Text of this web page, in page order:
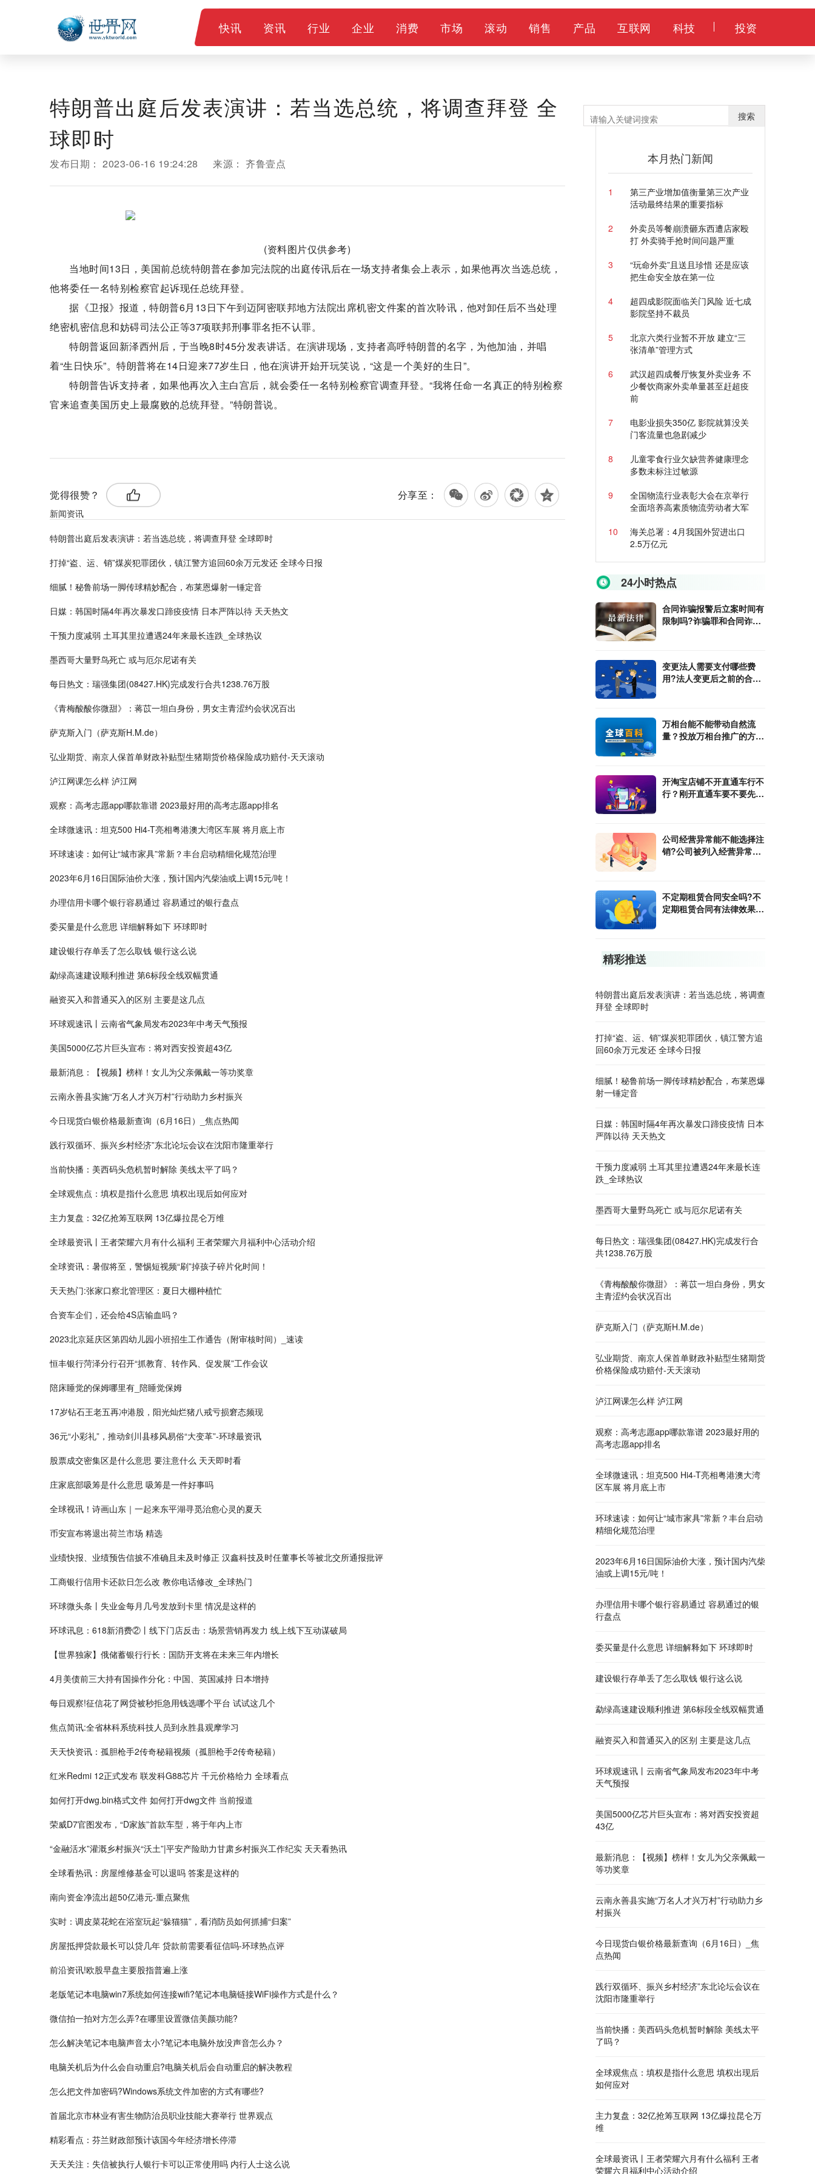
快讯 资讯 行业 企业 消费 市场 滚动 销售 产品 互联网 科技 投资
特朗普出庭后发表演讲：若当选总统，将调查拜登 全
球即时
发布日期： 2023-06-16 19:24:28 来源： 齐鲁壹点
(资料图片仅供参考)
当地时间13日，美国前总统特朗普在参加完法院的出庭传讯后在一场支持者集会上表示，如果他再次当选总统，
他将委任一名特别检察官起诉现任总统拜登。
据《卫报》报道，特朗普6月13日下午到迈阿密联邦地方法院出席机密文件案的首次聆讯，他对卸任后不当处理
绝密机密信息和妨碍司法公正等37项联邦刑事罪名拒不认罪。
特朗普返回新泽西州后，于当晚8时45分发表讲话。在演讲现场，支持者高呼特朗普的名字，为他加油，并唱
着“生日快乐”。特朗普将在14日迎来77岁生日，他在演讲开始开玩笑说，“这是一个美好的生日”。
特朗普告诉支持者，如果他再次入主白宫后，就会委任一名特别检察官调查拜登。“我将任命一名真正的特别检察
官来追查美国历史上最腐败的总统拜登。”特朗普说。
觉得很赞？ 分享至：
新闻资讯
特朗普出庭后发表演讲：若当选总统，将调查拜登 全球即时
打掉“盗、运、销”煤炭犯罪团伙，镇江警方追回60余万元发还 全球今日报
细腻！秘鲁前场一脚传球精妙配合，布莱恩爆射一锤定音
日媒：韩国时隔4年再次暴发口蹄疫疫情 日本严阵以待 天天热文
干预力度减弱 土耳其里拉遭遇24年来最长连跌_全球热议
墨西哥大量野鸟死亡 或与厄尔尼诺有关
每日热文：瑞强集团(08427.HK)完成发行合共1238.76万股
《青梅酸酸你微甜》：蒋苡一坦白身份，男女主青涩约会状况百出
萨克斯入门（萨克斯H.M.de）
弘业期货、南京人保首单财政补贴型生猪期货价格保险成功赔付-天天滚动
泸江网课怎么样 泸江网
观察：高考志愿app哪款靠谱 2023最好用的高考志愿app排名
全球微速讯：坦克500 Hi4-T亮相粤港澳大湾区车展 将月底上市
环球速读：如何让“城市家具”常新？丰台启动精细化规范治理
2023年6月16日国际油价大涨，预计国内汽柴油或上调15元/吨！
办理信用卡哪个银行容易通过 容易通过的银行盘点
委买量是什么意思 详细解释如下 环球即时
建设银行存单丢了怎么取钱 银行这么说
勐绿高速建设顺利推进 第6标段全线双幅贯通
融资买入和普通买入的区别 主要是这几点
环球观速讯丨云南省气象局发布2023年中考天气预报
美国5000亿芯片巨头宣布：将对西安投资超43亿
最新消息：【视频】榜样！女儿为父亲佩戴一等功奖章
云南永善县实施“万名人才兴万村”行动助力乡村振兴
今日现货白银价格最新查询（6月16日）_焦点热闻
践行双循环、振兴乡村经济”东北论坛会议在沈阳市隆重举行
当前快播：美西码头危机暂时解除 美线太平了吗？
全球观焦点：填权是指什么意思 填权出现后如何应对
主力复盘：32亿抢筹互联网 13亿爆拉昆仑万维
全球最资讯丨王者荣耀六月有什么福利 王者荣耀六月福利中心活动介绍
全球资讯：暑假将至，警惕短视频“刷”掉孩子碎片化时间！
天天热门:张家口察北管理区：夏日大棚种植忙
合资车企们，还会给4S店输血吗？
2023北京延庆区第四幼儿园小班招生工作通告（附审核时间）_速读
恒丰银行菏泽分行召开“抓教育、转作风、促发展”工作会议
陪床睡觉的保姆哪里有_陪睡觉保姆
17岁钻石王老五再冲港股，阳光灿烂猪八戒亏损窘态频现
36元“小彩礼”，推动剑川县移风易俗“大变革”-环球最资讯
股票成交密集区是什么意思 要注意什么 天天即时看
庄家底部吸筹是什么意思 吸筹是一件好事吗
全球视讯！诗画山东｜一起来东平湖寻觅治愈心灵的夏天
币安宣布将退出荷兰市场 精选
业绩快报、业绩预告信披不准确且未及时修正 汉鑫科技及时任董事长等被北交所通报批评
工商银行信用卡还款日怎么改 教你电话修改_全球热门
环球微头条丨失业金每月几号发放到卡里 情况是这样的
环球讯息：618新消费②丨线下门店反击：场景营销再发力 线上线下互动谋破局
【世界独家】俄储蓄银行行长：国防开支将在未来三年内增长
4月美债前三大持有国操作分化：中国、英国减持 日本增持
每日观察!征信花了网贷被秒拒急用钱选哪个平台 试试这几个
焦点简讯:全省林科系统科技人员到永胜县观摩学习
天天快资讯：孤胆枪手2传奇秘籍视频（孤胆枪手2传奇秘籍）
红米Redmi 12正式发布 联发科G88芯片 千元价格给力 全球看点
如何打开dwg.bin格式文件 如何打开dwg文件 当前报道
荣威D7官图发布，“D家族”首款车型，将于年内上市
“金融活水”灌溉乡村振兴“沃土”|平安产险助力甘肃乡村振兴工作纪实 天天看热讯
全球看热讯：房屋维修基金可以退吗 答案是这样的
南向资金净流出超50亿港元-重点聚焦
实时：调皮菜花蛇在浴室玩起“躲猫猫”，看消防员如何抓捕“归案”
房屋抵押贷款最长可以贷几年 贷款前需要看征信吗-环球热点评
前沿资讯!欧股早盘主要股指普遍上涨
老版笔记本电脑win7系统如何连接wifi?笔记本电脑链接WiFi操作方式是什么？
微信拍一拍对方怎么弄?在哪里设置微信美颜功能?
怎么解决笔记本电脑声音太小?笔记本电脑外放没声音怎么办？
电脑关机后为什么会自动重启?电脑关机后会自动重启的解决教程
怎么把文件加密码?Windows系统文件加密的方式有哪些?
首届北京市林业有害生物防治员职业技能大赛举行 世界观点
精彩看点：芬兰财政部预计该国今年经济增长停滞
天天关注：失信被执行人银行卡可以正常使用吗 内行人士这么说
搜索
本月热门新闻
1
第三产业增加值衡量第三次产业
活动最终结果的重要指标
2
外卖员等餐崩溃砸东西遭店家殴
打 外卖骑手抢时间问题严重
3
“玩命外卖”且送且珍惜 还是应该
把生命安全放在第一位
4
超四成影院面临关门风险 近七成
影院坚持不裁员
5
北京六类行业暂不开放 建立“三
张清单”管理方式
6
武汉超四成餐厅恢复外卖业务 不
少餐饮商家外卖单量甚至赶超疫
前
7
电影业损失350亿 影院就算没关
门客流量也急剧减少
8
儿童零食行业欠缺营养健康理念
多数未标注过敏源
9
全国物流行业表彰大会在京举行
全面培养高素质物流劳动者大军
10
海关总署：4月我国外贸进出口
2.5万亿元
24小时热点
合同诈骗报警后立案时间有
限制吗?诈骗罪和合同诈骗
变更法人需要支付哪些费
用?法人变更后之前的合同
万相台能不能带动自然流
量？投放万相台推广的方式
开淘宝店铺不开直通车行不
行？刚开直通车要不要先出
公司经营异常能不能选择注
销?公司被列入经营异常的
不定期租赁合同安全吗?不
定期租赁合同有法律效果
精彩推送
特朗普出庭后发表演讲：若当选总统，将调查
拜登 全球即时
打掉“盗、运、销”煤炭犯罪团伙，镇江警方追
回60余万元发还 全球今日报
细腻！秘鲁前场一脚传球精妙配合，布莱恩爆
射一锤定音
日媒：韩国时隔4年再次暴发口蹄疫疫情 日本
严阵以待 天天热文
干预力度减弱 土耳其里拉遭遇24年来最长连
跌_全球热议
墨西哥大量野鸟死亡 或与厄尔尼诺有关
每日热文：瑞强集团(08427.HK)完成发行合
共1238.76万股
《青梅酸酸你微甜》：蒋苡一坦白身份，男女
主青涩约会状况百出
萨克斯入门（萨克斯H.M.de）
弘业期货、南京人保首单财政补贴型生猪期货
价格保险成功赔付-天天滚动
泸江网课怎么样 泸江网
观察：高考志愿app哪款靠谱 2023最好用的
高考志愿app排名
全球微速讯：坦克500 Hi4-T亮相粤港澳大湾
区车展 将月底上市
环球速读：如何让“城市家具”常新？丰台启动
精细化规范治理
2023年6月16日国际油价大涨，预计国内汽柴
油或上调15元/吨！
办理信用卡哪个银行容易通过 容易通过的银
行盘点
委买量是什么意思 详细解释如下 环球即时
建设银行存单丢了怎么取钱 银行这么说
勐绿高速建设顺利推进 第6标段全线双幅贯通
融资买入和普通买入的区别 主要是这几点
环球观速讯丨云南省气象局发布2023年中考
天气预报
美国5000亿芯片巨头宣布：将对西安投资超
43亿
最新消息：【视频】榜样！女儿为父亲佩戴一
等功奖章
云南永善县实施“万名人才兴万村”行动助力乡
村振兴
今日现货白银价格最新查询（6月16日）_焦
点热闻
践行双循环、振兴乡村经济”东北论坛会议在
沈阳市隆重举行
当前快播：美西码头危机暂时解除 美线太平
了吗？
全球观焦点：填权是指什么意思 填权出现后
如何应对
主力复盘：32亿抢筹互联网 13亿爆拉昆仑万
维
全球最资讯丨王者荣耀六月有什么福利 王者
荣耀六月福利中心活动介绍